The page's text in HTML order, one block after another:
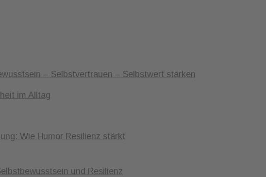
– Selbstvertrauen – Selbstwert stärken
im Alltag
Wie Humor Resilienz stärkt
und Resilienz